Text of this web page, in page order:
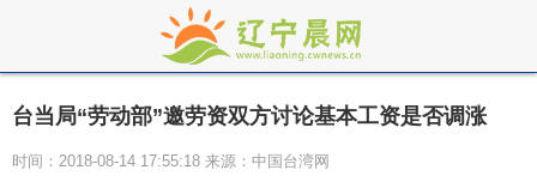
台当局“劳动部”邀劳资双方讨论基本工资是否调涨
时间：2018-08-14 17:55:18 来源：中国台湾网